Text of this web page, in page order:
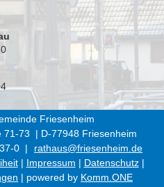
Friesenheim
71-73 | D-77948 Friesenheim
0 |
rathaus@friesenheim.de
| Impressum | Datenschutz|
| powered by Komm.ONE